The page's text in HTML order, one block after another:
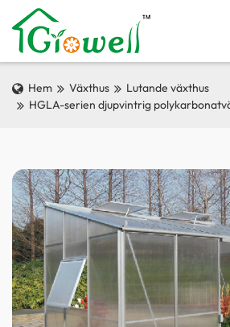
Hem Växthus
Lutande växthus
HGLA-serien djupvintrig